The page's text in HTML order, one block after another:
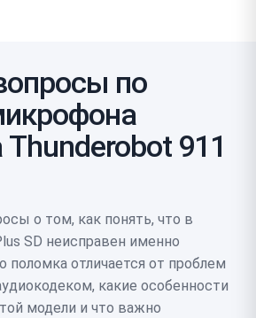
по
Thunderobot 911
о том, как понять, что в
SD неисправен именно
поломка отличается от проблем
какие особенности
модели и что важно